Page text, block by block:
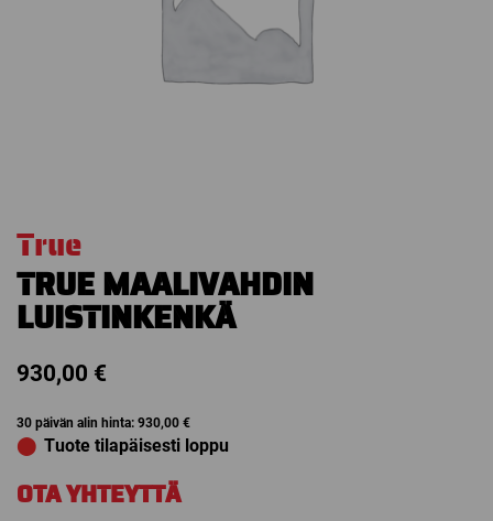
True
TRUE MAALIVAHDIN
LUISTINKENKÄ
930,00 €
30 päivän alin hinta: 930,00 €
⬤ Tuote tilapäisesti loppu
OTA YHTEYTTÄ